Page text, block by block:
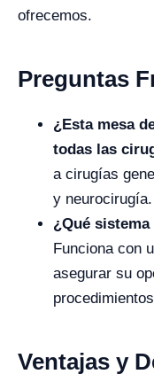
ofrecemos.
Preguntas
¿Esta mesa
todas las
a cirugías
y neurocirugía.
¿Qué
Funciona con
asegurar su
Ventajas y